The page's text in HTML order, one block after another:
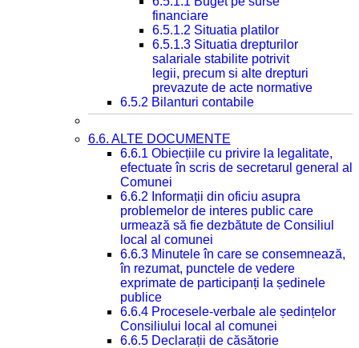
financiare
6.5.1.2 Situatia platilor
6.5.1.3 Situatia drepturilor
salariale stabilite potrivit
legii, precum si alte drepturi
prevazute de acte normative
6.5.2 Bilanturi contabile
6.6. ALTE DOCUMENTE
6.6.1 Obiecțiile cu privire la legalitate,
efectuate în scris de secretarul general al
Comunei
6.6.2 Informații din oficiu asupra
problemelor de interes public care
urmează să fie dezbătute de Consiliul
local al comunei
6.6.3 Minutele în care se consemnează,
în rezumat, punctele de vedere
exprimate de participanți la ședinele
publice
6.6.4 Procesele-verbale ale ședințelor
Consiliului local al comunei
6.6.5 Declarații de căsătorie